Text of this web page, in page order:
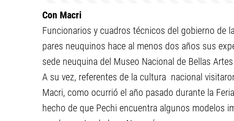
Con Macri
Funcionarios y cuadros técnicos del gobierno de
pares neuquinos hace al menos dos años sus
sede neuquina del Museo Nacional de Bellas
A su vez, referentes de la cultura nacional
Macri, como ocurrió el año pasado durante la
hecho de que Pechi encuentra algunos modelos